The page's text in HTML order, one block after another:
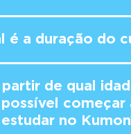
é a duração do
partir de qual
possível começar
estudar no